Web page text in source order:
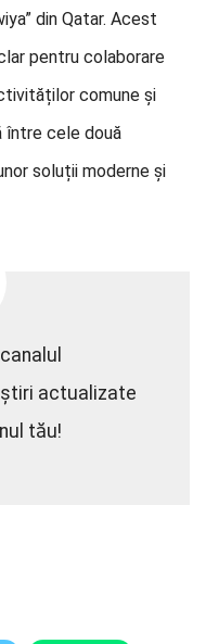
din Qatar. Acest
pentru colaborare
comune și
între cele două
soluții moderne și
actualizate
tău!